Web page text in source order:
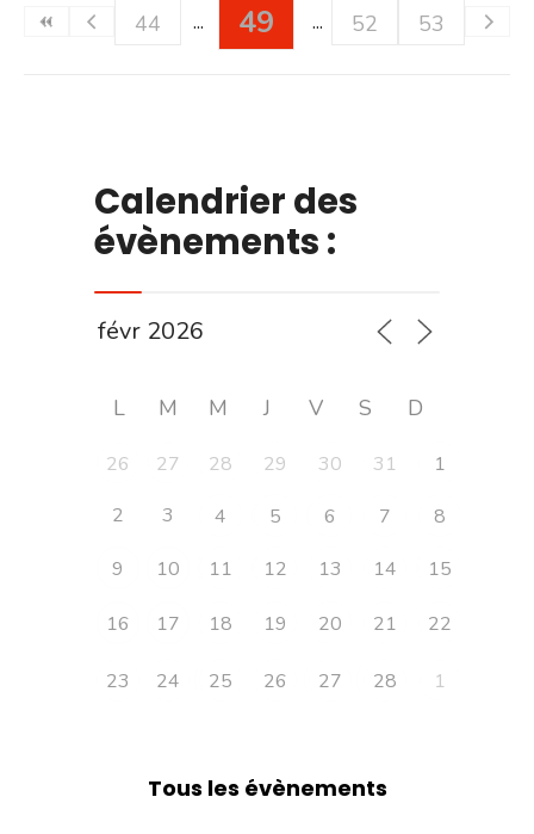
44
49 52 53
Calendrier des
évènements :
L M M J V S D
26 27 28 29 30 31
1
2
3 4 5 6 7
8
9
10 11 12 13 14 15
16 17 18 19 20 21 22
23 24 25 26 27 28 1
Tous les évènements